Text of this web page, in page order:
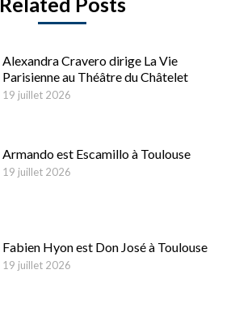
Alexandra Cravero dirige La Vie
Parisienne au Théâtre du Châtelet
19 juillet 2026
Armando est Escamillo à Toulouse
19 juillet 2026
Fabien Hyon est Don José à Toulouse
19 juillet 2026